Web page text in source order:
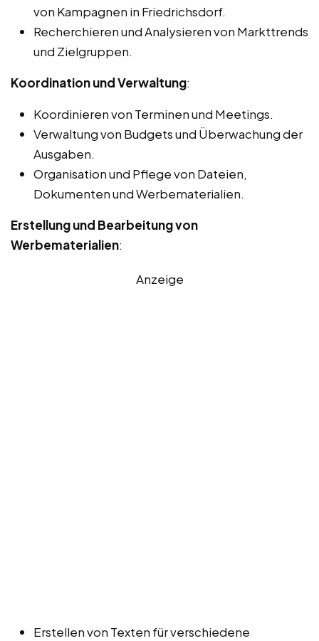
von Kampagnen in Friedrichsdorf.
Recherchieren und Analysieren von Markttrends
und Zielgruppen.
Koordination und Verwaltung:
Koordinieren von Terminen und Meetings.
Verwaltung von Budgets und Überwachung der
Ausgaben.
Organisation und Pflege von Dateien,
Dokumenten und Werbematerialien.
Erstellung und Bearbeitung von
Werbematerialien:
Anzeige
Erstellen von Texten für verschiedene